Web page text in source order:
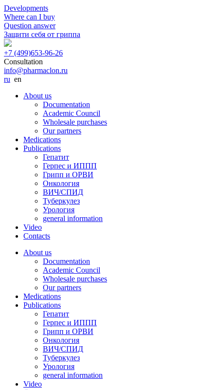
Developments
Where can I buy
Question answer
Защити себя от гриппа
+7 (499)653-96-26
Consultation
info@pharmaclon.ru
ru en
About us
Documentation
Academic Council
Wholesale purchases
Our partners
Medications
Publications
Гепатит
Герпес и ИППП
Грипп и ОРВИ
Онкология
ВИЧ/СПИД
Туберкулез
Урология
general information
Video
Contacts
About us
Documentation
Academic Council
Wholesale purchases
Our partners
Medications
Publications
Гепатит
Герпес и ИППП
Грипп и ОРВИ
Онкология
ВИЧ/СПИД
Туберкулез
Урология
general information
Video